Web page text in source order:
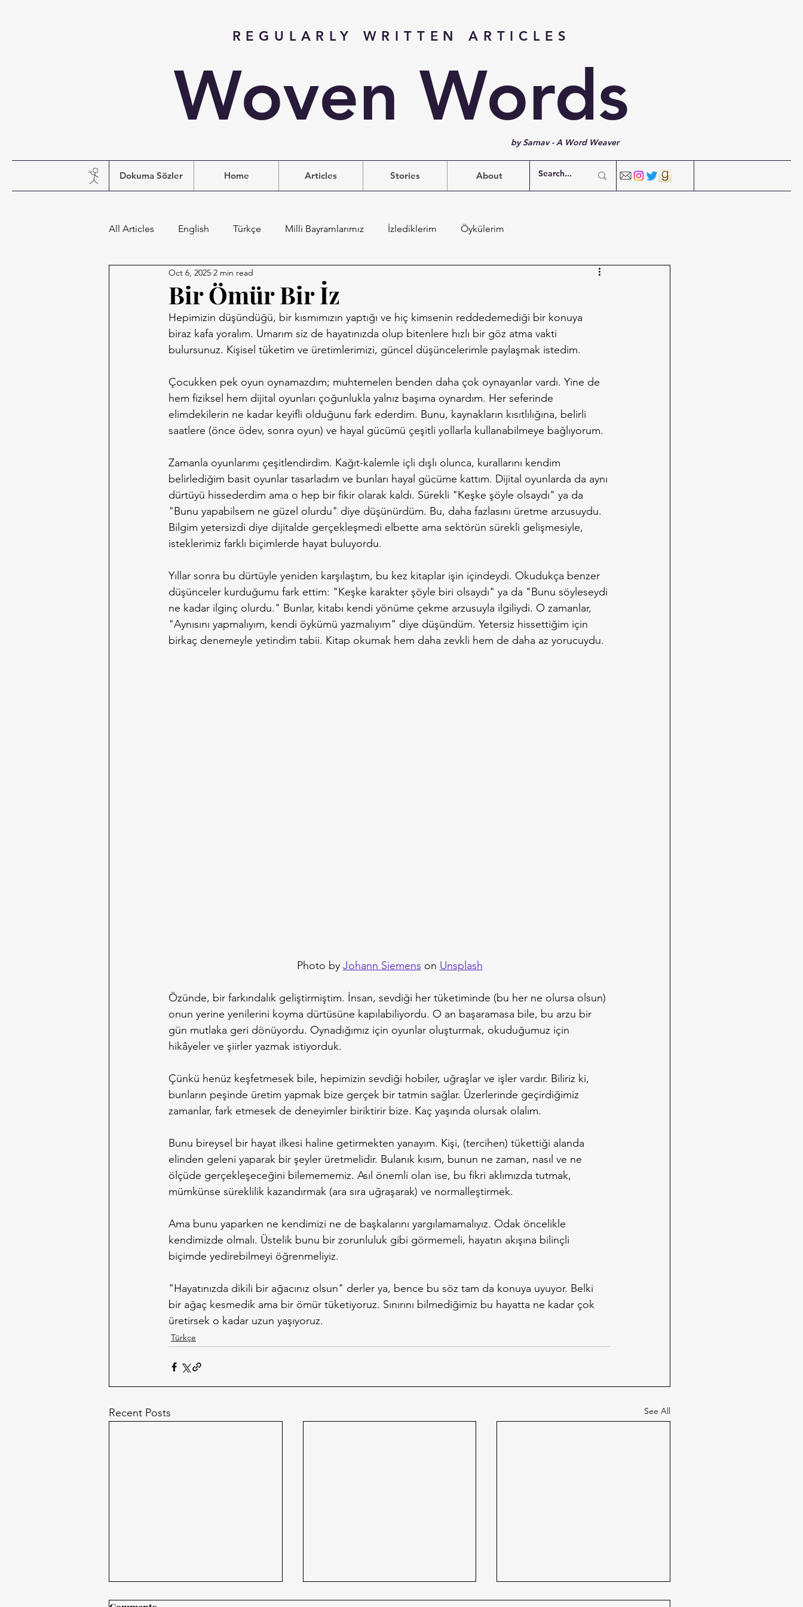
REGULARLY WRITTEN ARTICLES
Woven Words
by Sarnav - A Word Weaver
Dokuma Sözler Home Articles Stories About
All Articles English Türkçe Milli Bayramlarımız İzlediklerim Öykülerim
Bir Ömür Bir İz
Oct 6, 2025 2 min read
Hepimizin düşündüğü, bir kısmımızın yaptığı ve hiç kimsenin reddedemediği bir konuya
biraz kafa yoralım. Umarım siz de hayatınızda olup bitenlere hızlı bir göz atma vakti
bulursunuz. Kişisel tüketim ve üretimlerimizi, güncel düşüncelerimle paylaşmak istedim.
Çocukken pek oyun oynamazdım; muhtemelen benden daha çok oynayanlar vardı. Yine de
hem fiziksel hem dijital oyunları çoğunlukla yalnız başıma oynardım. Her seferinde
elimdekilerin ne kadar keyifli olduğunu fark ederdim. Bunu, kaynakların kısıtlılığına, belirli
saatlere (önce ödev, sonra oyun) ve hayal gücümü çeşitli yollarla kullanabilmeye bağlıyorum.
Zamanla oyunlarımı çeşitlendirdim. Kağıt-kalemle içli dışlı olunca, kurallarını kendim
belirlediğim basit oyunlar tasarladım ve bunları hayal gücüme kattım. Dijital oyunlarda da aynı
dürtüyü hissederdim ama o hep bir fikir olarak kaldı. Sürekli "Keşke şöyle olsaydı" ya da
"Bunu yapabilsem ne güzel olurdu" diye düşünürdüm. Bu, daha fazlasını üretme arzusuydu.
Bilgim yetersizdi diye dijitalde gerçekleşmedi elbette ama sektörün sürekli gelişmesiyle,
isteklerimiz farklı biçimlerde hayat buluyordu.
Yıllar sonra bu dürtüyle yeniden karşılaştım, bu kez kitaplar işin içindeydi. Okudukça benzer
düşünceler kurduğumu fark ettim: "Keşke karakter şöyle biri olsaydı" ya da "Bunu söyleseydi
ne kadar ilginç olurdu." Bunlar, kitabı kendi yönüme çekme arzusuyla ilgiliydi. O zamanlar,
"Aynısını yapmalıyım, kendi öykümü yazmalıyım" diye düşündüm. Yetersiz hissettiğim için
birkaç denemeyle yetindim tabii. Kitap okumak hem daha zevkli hem de daha az yorucuydu.
Photo by Johann Siemens on Unsplash
Özünde, bir farkındalık geliştirmiştim. İnsan, sevdiği her tüketiminde (bu her ne olursa olsun)
onun yerine yenilerini koyma dürtüsüne kapılabiliyordu. O an başaramasa bile, bu arzu bir
gün mutlaka geri dönüyordu. Oynadığımız için oyunlar oluşturmak, okuduğumuz için
hikâyeler ve şiirler yazmak istiyorduk.
Çünkü henüz keşfetmesek bile, hepimizin sevdiği hobiler, uğraşlar ve işler vardır. Biliriz ki,
bunların peşinde üretim yapmak bize gerçek bir tatmin sağlar. Üzerlerinde geçirdiğimiz
zamanlar, fark etmesek de deneyimler biriktirir bize. Kaç yaşında olursak olalım.
Bunu bireysel bir hayat ilkesi haline getirmekten yanayım. Kişi, (tercihen) tükettiği alanda
elinden geleni yaparak bir şeyler üretmelidir. Bulanık kısım, bunun ne zaman, nasıl ve ne
ölçüde gerçekleşeceğini bilemememiz. Asıl önemli olan ise, bu fikri aklımızda tutmak,
mümkünse süreklilik kazandırmak (ara sıra uğraşarak) ve normalleştirmek.
Ama bunu yaparken ne kendimizi ne de başkalarını yargılamamalıyız. Odak öncelikle
kendimizde olmalı. Üstelik bunu bir zorunluluk gibi görmemeli, hayatın akışına bilinçli
biçimde yedirebilmeyi öğrenmeliyiz.
"Hayatınızda dikili bir ağacınız olsun" derler ya, bence bu söz tam da konuya uyuyor. Belki
bir ağaç kesmedik ama bir ömür tüketiyoruz. Sınırını bilmediğimiz bu hayatta ne kadar çok
üretirsek o kadar uzun yaşıyoruz.
Türkçe
Recent Posts See All